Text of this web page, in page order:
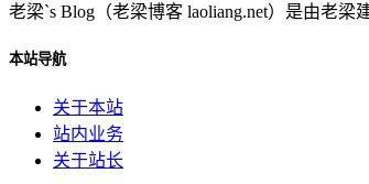
老梁`s Blog（老梁博客 laoliang.net）是由老
本站导航
关于本站
站内业务
关于站长